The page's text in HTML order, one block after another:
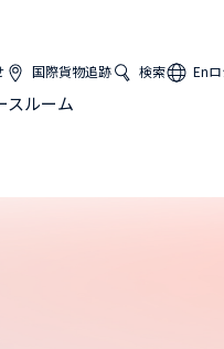
スルーム
国際貨物追跡 検索 En